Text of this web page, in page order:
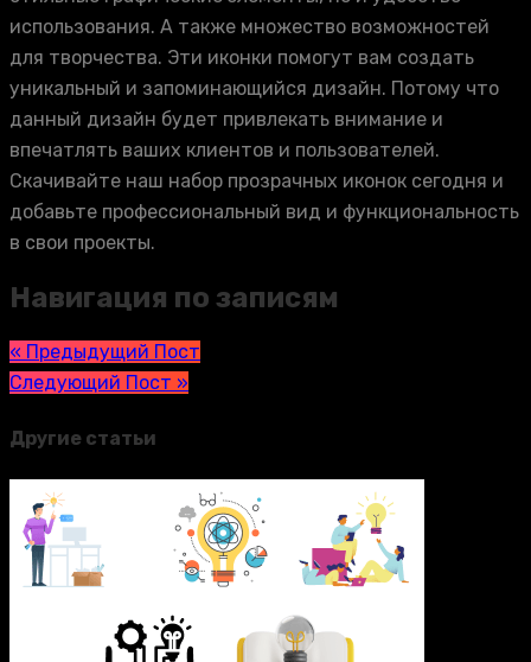
использования. А также множество возможностей
для творчества. Эти иконки помогут вам создать
уникальный и запоминающийся дизайн. Потому что
данный дизайн будет привлекать внимание и
впечатлять ваших клиентов и пользователей.
Скачивайте наш набор прозрачных иконок сегодня и
добавьте профессиональный вид и функциональность
в свои проекты.
Навигация по записям
« Предыдущий Пост
Следующий Пост »
Другие статьи